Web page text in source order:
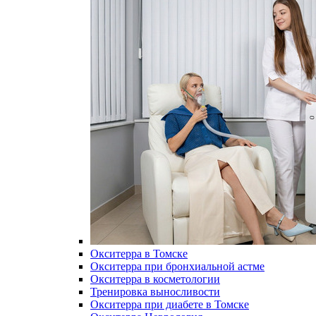
Окситерра в Томске
Окситерра при бронхиальной астме
Окситерра в косметологии
Тренировка выносливости
Окситерра при диабете в Томске